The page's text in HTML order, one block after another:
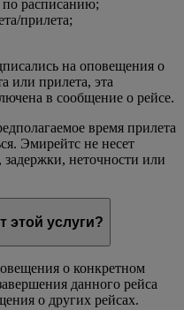
по расписанию;
прилета;
на оповещения о
или прилета, эта
в сообщение о рейсе.
время прилета
Эмирейтс не несет
задержки, неточности или
этой услуги?
о конкретном
данного рейса
о других рейсах.